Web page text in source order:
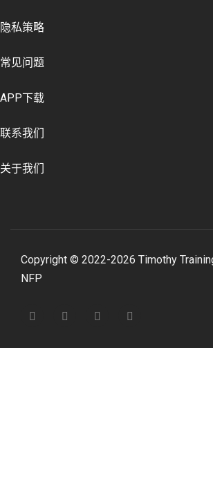
隐私策略
常见问题
APP下载
联系我们
关于我们
Copyright © 2022-2026 Timothy
NFP